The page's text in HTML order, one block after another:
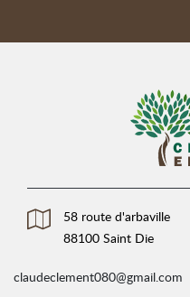
58 route d'arbaville
88100 Saint Die
claudeclement080@gmail.com